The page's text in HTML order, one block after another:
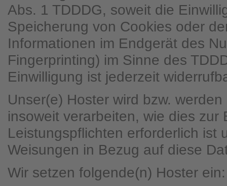
Abs. 1 TDDDG, soweit die
Speicherung von Cookies oder
Informationen im Endgerät des
Fingerprinting) im Sinne des
Einwilligung ist jederzeit
Unser(e) Hoster wird bzw.
insoweit verarbeiten, wie dies zur
Leistungspflichten erforderlich ist
Weisungen in Bezug auf diese
Wir setzen folgende(n) Hoster ein: